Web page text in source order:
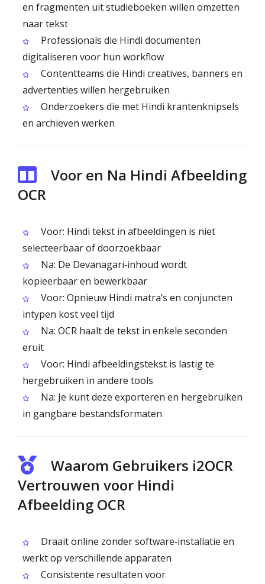
en fragmenten uit studieboeken willen omzetten
naar tekst
Professionals die Hindi documenten
digitaliseren voor hun workflow
Contentteams die Hindi creatives, banners en
advertenties willen hergebruiken
Onderzoekers die met Hindi krantenknipsels
en archieven werken
Voor en Na Hindi Afbeelding
OCR
Voor: Hindi tekst in afbeeldingen is niet
selecteerbaar of doorzoekbaar
Na: De Devanagari‑inhoud wordt
kopieerbaar en bewerkbaar
Voor: Opnieuw Hindi matra’s en conjuncten
intypen kost veel tijd
Na: OCR haalt de tekst in enkele seconden
eruit
Voor: Hindi afbeeldingstekst is lastig te
hergebruiken in andere tools
Na: Je kunt deze exporteren en hergebruiken
in gangbare bestandsformaten
Waarom Gebruikers i2OCR
Vertrouwen voor Hindi
Afbeelding OCR
Draait online zonder software‑installatie en
werkt op verschillende apparaten
Consistente resultaten voor